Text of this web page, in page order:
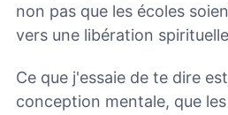
non pas que les écoles
vers une libération
Ce que j'essaie de te dire
conception mentale, que